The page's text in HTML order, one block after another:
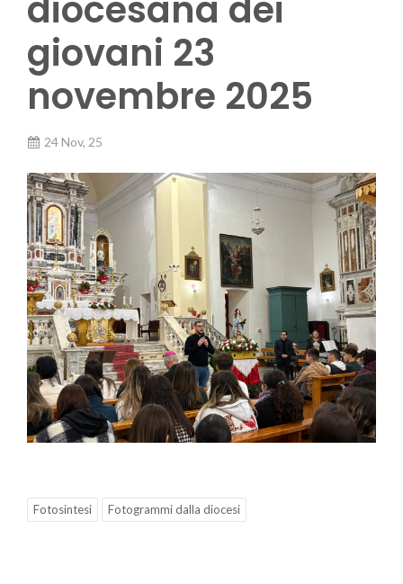
diocesana dei
giovani 23
novembre 2025
24 Nov, 25
Fotosintesi Fotogrammi dalla diocesi